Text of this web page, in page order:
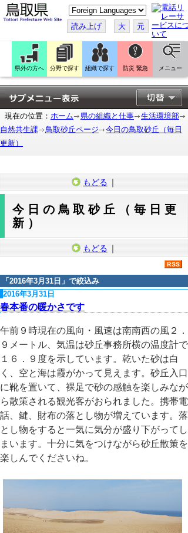
こ
の
ペ
ー
ジ
翻
訳
す
る
読み上げ 大 元
県外の方へ 分野で探す 組織で探す 防災 緊急 メニュー
現在の位置： ホーム 県の組織と仕事
生活環境部
自然共生課
鳥取砂丘ページ
今日の鳥取砂丘（毎日
更新）
もどる ｜
今日の鳥取砂丘（毎日更
新）
もどる ｜
「 2016年3月31日 」で絞込み
2016年3月31日
春本番の暖かさです
午前９時現在の風向・風速は南南西の風２．
９メートル、気温は砂丘事務所横の温度計で
１６．９度を示しています。乾いた砂は白
く、空と海は霞がかって見えます。砂丘入口
に靴を置いて、裸足で砂の感触を楽しみなが
ら散策される観光客がおられました。携帯電
話、鍵、財布の落とし物が増えています。落
とし物をすると一気に気分が盛り下がってし
まいます。十分に気をつけながら砂丘散策を
楽しんでくださいね。